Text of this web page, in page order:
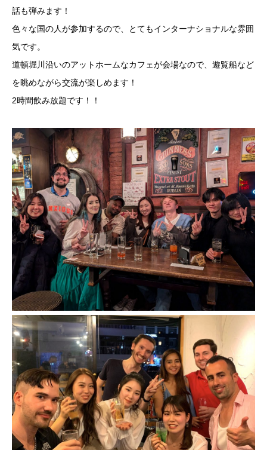
話も弾みます！
色々な国の人が参加するので、とてもインターナショナルな雰囲
気です。
道頓堀川沿いのアットホームなカフェが会場なので、遊覧船など
を眺めながら交流が楽しめます！
2時間飲み放題です！！